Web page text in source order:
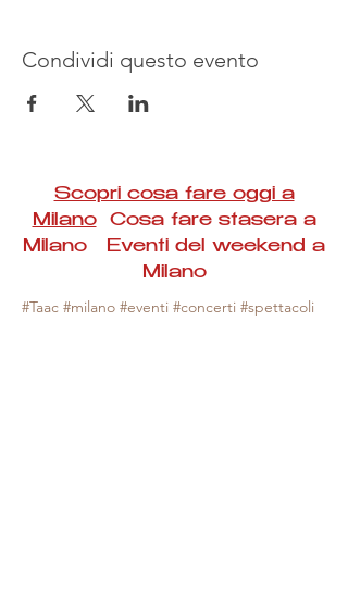
Condividi questo evento
Scopri cosa fare oggi a
MilanoCosa fare stasera a
Milano Eventi del weekend a
Milano
#Taac #milano #eventi #concerti #spettacoli